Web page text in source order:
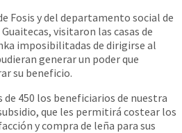
Fosis y del departamento social de
visitaron las casas de
imposibilitadas de dirigirse al
generar un poder que
su beneficio.
450 los beneficiarios de nuestra
que les permitirá costear los
y compra de leña para sus